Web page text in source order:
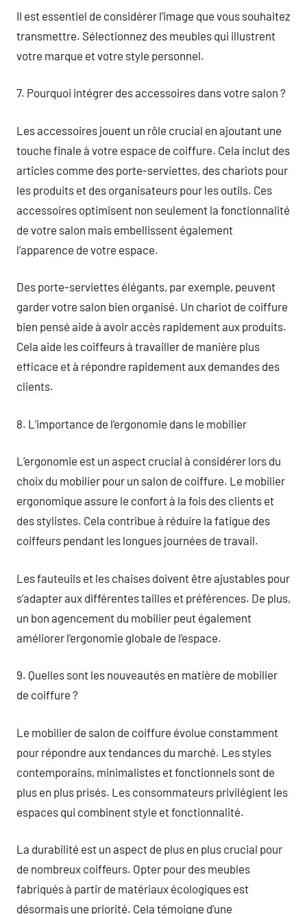
Il est essentiel de considérer l’image que vous souhaitez
transmettre. Sélectionnez des meubles qui illustrent
votre marque et votre style personnel.
7. Pourquoi intégrer des accessoires dans votre salon ?
Les accessoires jouent un rôle crucial en ajoutant une
touche finale à votre espace de coiffure. Cela inclut des
articles comme des porte-serviettes, des chariots pour
les produits et des organisateurs pour les outils. Ces
accessoires optimisent non seulement la fonctionnalité
de votre salon mais embellissent également
l’apparence de votre espace.
Des porte-serviettes élégants, par exemple, peuvent
garder votre salon bien organisé. Un chariot de coiffure
bien pensé aide à avoir accès rapidement aux produits.
Cela aide les coiffeurs à travailler de manière plus
efficace et à répondre rapidement aux demandes des
clients.
8. L’importance de l’ergonomie dans le mobilier
L’ergonomie est un aspect crucial à considérer lors du
choix du mobilier pour un salon de coiffure. Le mobilier
ergonomique assure le confort à la fois des clients et
des stylistes. Cela contribue à réduire la fatigue des
coiffeurs pendant les longues journées de travail.
Les fauteuils et les chaises doivent être ajustables pour
s’adapter aux différentes tailles et préférences. De plus,
un bon agencement du mobilier peut également
améliorer l’ergonomie globale de l’espace.
9. Quelles sont les nouveautés en matière de mobilier
de coiffure ?
Le mobilier de salon de coiffure évolue constamment
pour répondre aux tendances du marché. Les styles
contemporains, minimalistes et fonctionnels sont de
plus en plus prisés. Les consommateurs privilégient les
espaces qui combinent style et fonctionnalité.
La durabilité est un aspect de plus en plus crucial pour
de nombreux coiffeurs. Opter pour des meubles
fabriqués à partir de matériaux écologiques est
désormais une priorité. Cela témoigne d’une